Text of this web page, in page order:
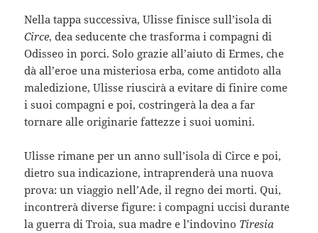
Nella tappa successiva, Ulisse finisce sull’isola di
Circe, dea seducente che trasforma i compagni di
Odisseo in porci. Solo grazie all’aiuto di Ermes, che
dà all’eroe una misteriosa erba, come antidoto alla
maledizione, Ulisse riuscirà a evitare di finire come
i suoi compagni e poi, costringerà la dea a far
tornare alle originarie fattezze i suoi uomini.
Ulisse rimane per un anno sull’isola di Circe e poi,
dietro sua indicazione, intraprenderà una nuova
prova: un viaggio nell’Ade, il regno dei morti. Qui,
incontrerà diverse figure: i compagni uccisi durante
la guerra di Troia, sua madre e l’indovino Tiresia